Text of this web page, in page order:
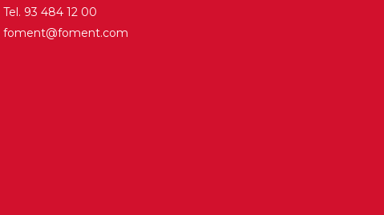
Tel. 93 484 12 00
foment@foment.com